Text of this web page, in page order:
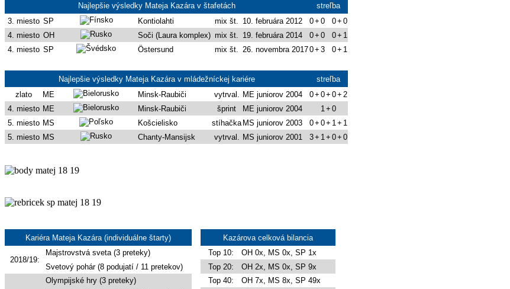
Najlepšie výsledky Mateja Kazára v štafetách
streľba
3. miesto SP Kontiolahti mix št. 10. februára 2012 0+ 0 0+ 0
4. miesto OH Soči (Laura komplex) mix št. 19. februára 2014 0+ 0 0+ 1
4. miesto SP Östersund mix št. 26. novembra 20170+ 3 0+ 1
Najlepšie výsledky Mateja Kazára v mládežníckej kariére
streľba
zlato
ME Minsk-Raubiči vytrval. ME juniorov 2004 0+ 0+ 0+ 2
4. miesto ME Minsk-Raubiči šprint ME juniorov 2004 1 + 0
5. miesto MS Košcielisko stíhačka MS juniorov 2003 0+ 0+ 1 + 1
5. miesto MS Chanty-Mansijsk vytrval. MS juniorov 2001 3+ 1 + 0+ 0
Kariéra Mateja Kazára (individuálne štarty) Kazárova celková bilancia
2018/19:
Majstrovstvá sveta (3 preteky) Top 10:
OH 0x, MS 0x, SP 1x
Svetový pohár (8 podujatí / 11 pretekov)
Top 20: OH 2x, MS 0x, SP 9x
Olympijské hry (3 preteky) Top 40:
OH 7x, MS 8x, SP 49x